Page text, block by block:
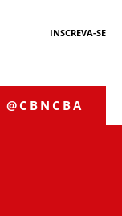
INSCREVA-SE
@CBNCBA